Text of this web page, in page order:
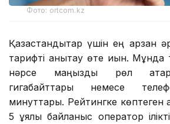
Фото: ortcom.kz
Қазақстандықтар үшін ең арзан
тарифті анықтау өте қиын.
нәрсе маңызды рөл
гигабайттары немесе
минуттары. Рейтингке көптеген
5 ұялы байланыс оператор